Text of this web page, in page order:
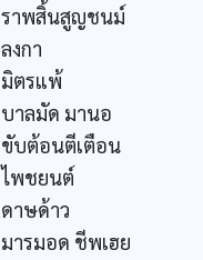
ราพสิ้นสูญชนม์
ลงกา
มิตรแพ้
บาลมัด มานอ
ขับต้อนตีเตือน
ไพชยนต์
ดาษด้าว
มารมอด ชีพเฮย